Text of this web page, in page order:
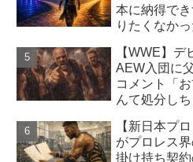
本に納得で
りたくなかっ
【WWE】
AEW入団に
コメント「
んて処分しち
【新日本プ
がプロレス
掛け持ち契